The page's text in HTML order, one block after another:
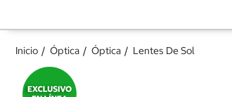
Inicio Óptica Óptica Lentes De Sol